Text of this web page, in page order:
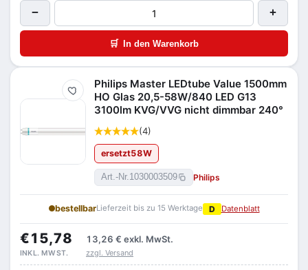
− +
🛒 In den Warenkorb
Merken
Philips Master LEDtube Value 1500mm
HO Glas 20,5-58W/840 LED G13
3100lm KVG/VVG nicht dimmbar 240°
(4)
ersetzt58W
Art.-Nr.1030003509 Philips
bestellbarLieferzeit bis zu 15 Werktage D Datenblatt
€15,78 13,26 € exkl. MwSt.
INKL. MWST. zzgl. Versand